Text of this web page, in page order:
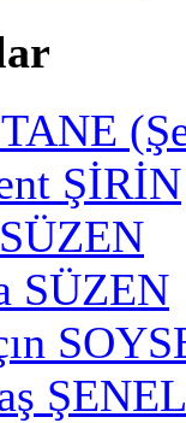
ŞİRİN
SÜZEN
ŞENEL